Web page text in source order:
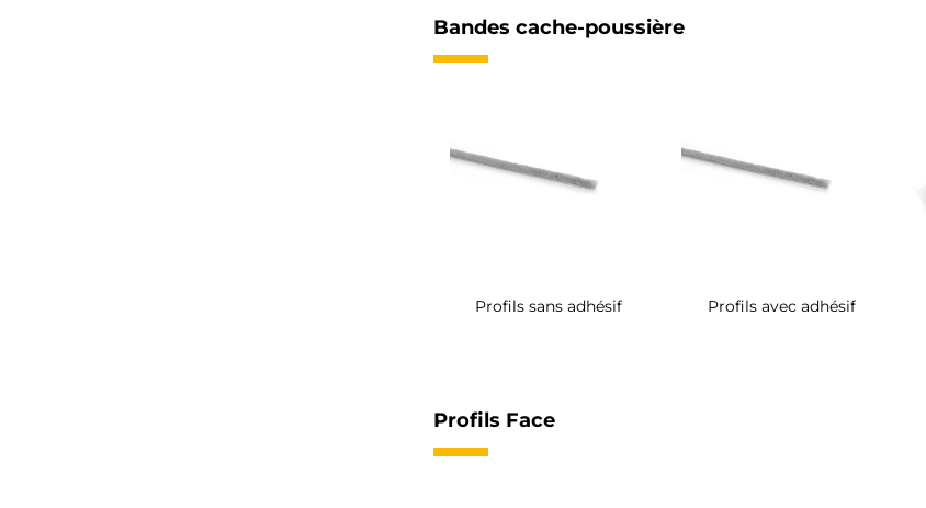
Bandes cache-poussière
Profils sans adhésif Profils avec adhésif
Profils Face